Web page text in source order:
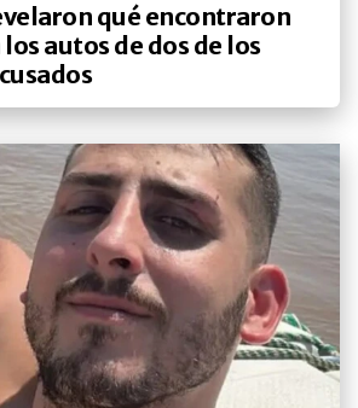
qué encontraron
los autos de dos de los